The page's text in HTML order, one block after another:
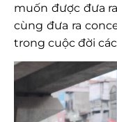
muốn được đưa
cùng đưa ra
trong cuộc đời